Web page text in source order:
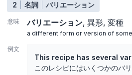
2 名詞 バリエーション
意味 バリエーション 異形 変種
a different form or version of
例文
This recipe has several
このレシピにはいくつかのバ